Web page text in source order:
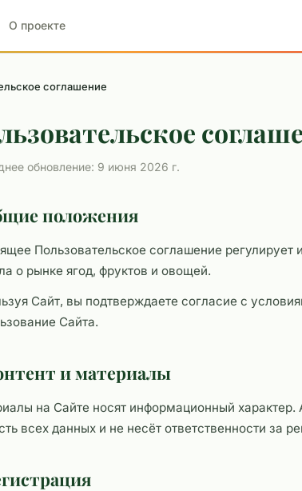
О проекте
соглашение
обновление: 9 июня 2026 г.
положения
Пользовательское соглашение регулирует
о рынке ягод, фруктов и овощей.
Сайт, вы подтверждаете согласие с
Сайта.
и материалы
на Сайте носят информационный
всех данных и не несёт ответственности за